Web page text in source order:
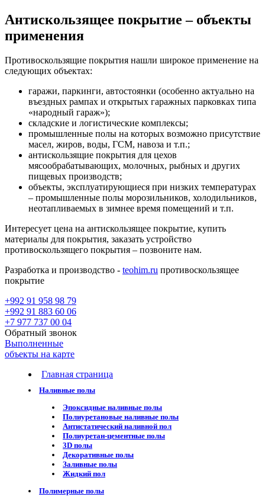
Антискользящее покрытие – объекты
применения
Противоскользящие покрытия нашли широкое применение на
следующих объектах:
гаражи, паркинги, автостоянки (особенно актуально на
въездных рампах и открытых гаражных парковках типа
«народный гараж»);
складские и логистические комплексы;
промышленные полы на которых возможно присутствие
масел, жиров, воды, ГСМ, навоза и т.п.;
антискользящие покрытия для цехов
мясообрабатывающих, молочных, рыбных и других
пищевых производств;
объекты, эксплуатирующиеся при низких температурах
– промышленные полы морозильников, холодильников,
неотапливаемых в зимнее время помещений и т.п.
Интересует цена на антискользящее покрытие, купить
материалы для покрытия, заказать устройство
противоскользящего покрытия – позвоните нам.
Разработка и производство - teohim.ru противоскользящее
покрытие
+992 91 958 98 79
+992 91 883 60 06
+7 977 737 00 04
Обратный звонок
Выполненные
объекты на карте
Главная страница
Наливные полы
Эпоксидные наливные полы
Полиуретановые наливные полы
Антистатический наливной пол
Полиуретан-цементные полы
3D полы
Декоративные полы
Заливные полы
Жидкий пол
Полимерные полы